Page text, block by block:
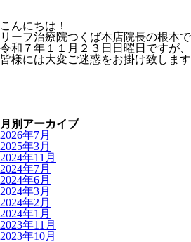
こんにちは！
リーフ治療院つくば本店院長の根本で
令和７年１１月２３日日曜日ですが
皆様には大変ご迷惑をお掛け致しま
月別アーカイブ
2026年7月
2025年3月
2024年11月
2024年7月
2024年6月
2024年3月
2024年2月
2024年1月
2023年11月
2023年10月